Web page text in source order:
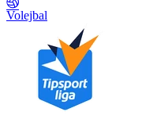
Volejbal